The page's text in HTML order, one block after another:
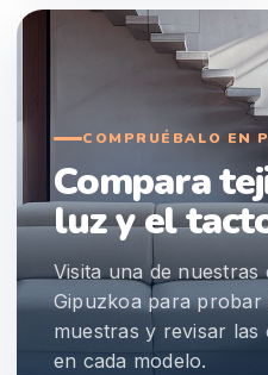
COMPRUÉBALO EN
Compara
luz y el
Visita una de
Gipuzkoa para probar
muestras y revisar las
en cada modelo.